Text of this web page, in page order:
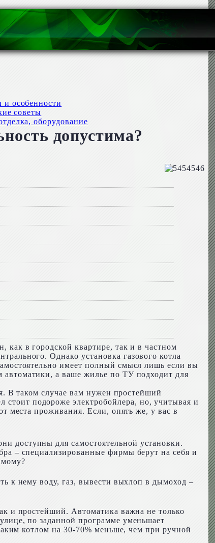
и особенности
советы
оборудование
допустима?
в городской квартире, так и в частном
Однако установка газового котла
имеет полный смысл лишь если вы
автоматики, а ваше жилье по ТУ подходит для
В таком случае вам нужен простейший
подороже электробойлера, но, учитывая и
места проживания. Если, опять же, у вас в
доступны для самостоятельной установки.
– специализированные фирмы берут на себя и
к нему воду, газ, вывести выхлоп в дымоход –
и простейший. Автоматика важна не только
по заданной программе уменьшает
котлом на 30-70% меньше, чем при ручной